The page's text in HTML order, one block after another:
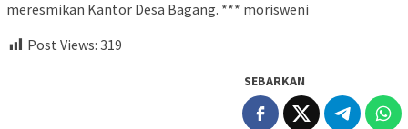
meresmikan Kantor Desa Bagang. *** morisweni
Post Views: 319
SEBARKAN